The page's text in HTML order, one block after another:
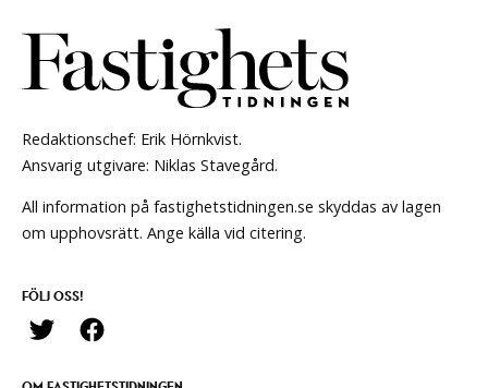
Redaktionschef: Erik Hörnkvist.
Ansvarig utgivare: Niklas Stavegård.
All information på fastighetstidningen.se skyddas av lagen
om upphovsrätt. Ange källa vid citering.
FÖLJ OSS!